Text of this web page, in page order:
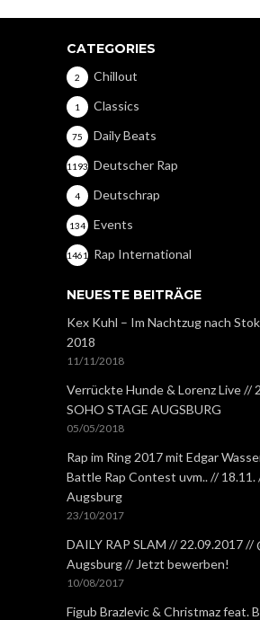
CATEGORIES
Chillout
2
Classics
1
Daily Beats
75
Deutscher Rap
1193
Deutschrap
4
Events
134
Rap International
1461
NEUESTE BEITRÄGE
Kex Kuhl – Im Nachtzug nach
2018
11/11/2018
Verrückte Hunde & Lorenz Live //
SOHO STAGE AUGSBURG
05/05/2018
Rap im Ring 2017 mit Edgar
Battle Rap Contest uvm.. //
Augsburg
23/10/2017
DAILY RAP SLAM // 22.09.2017 //
Augsburg // Jetzt bewerben!
10/08/2017
Figub Brazlevic & Christmaz feat.